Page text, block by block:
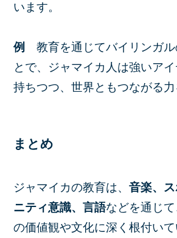
います。
例教育を通じてバイリンガ
とで、ジャマイカ人は強いア
持ちつつ、世界ともつながる
まとめ
ジャマイカの教育は、音楽、
ニティ意識、言語などを通じ
の価値観や文化に深く根付い